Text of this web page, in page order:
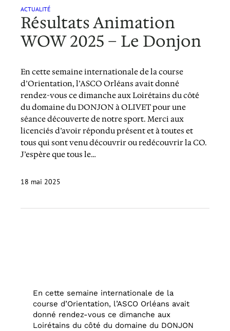
ACTUALITÉ
Résultats Animation
WOW 2025 – Le Donjon
En cette semaine internationale de la course
d’Orientation, l’ASCO Orléans avait donné
rendez-vous ce dimanche aux Loirétains du côté
du domaine du DONJON à OLIVET pour une
séance découverte de notre sport. Merci aux
licenciés d’avoir répondu présent et à toutes et
tous qui sont venu découvrir ou redécouvrir la CO.
J’espère que tous le…
18 mai 2025
En cette semaine internationale de la
course d’Orientation, l’ASCO Orléans avait
donné rendez-vous ce dimanche aux
Loirétains du côté du domaine du DONJON